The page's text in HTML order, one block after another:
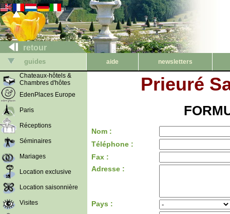
retour
guides aide
newsletters
Chateaux-hôtels &
Chambres d'hôtes
EdenPlaces Europe
Paris
Réceptions
Séminaires
Mariages
Location exclusive
Location saisonnière
Visites
Prieuré
Nom :
Téléphone :
Fax :
Adresse :
Pays :